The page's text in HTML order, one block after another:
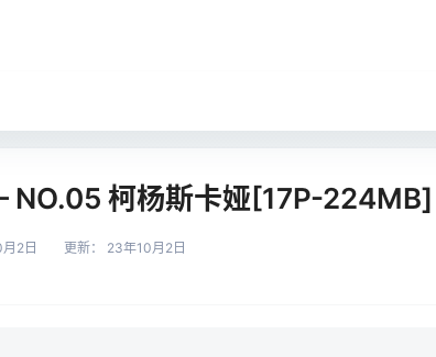
NO.05 柯杨斯卡娅[17P-224MB]
2日 更新： 23年10月2日